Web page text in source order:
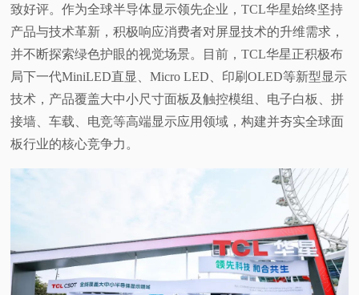
致好评。作为全球半导体显示领先企业，TCL华星始终坚持
产品与技术革新，积极响应消费者对屏显技术的升维需求，
并不断探索绿色护眼的视觉场景。目前，TCL华星正积极布
局下一代MiniLED直显、Micro LED、印刷OLED等新型显示
技术，产品覆盖大中小尺寸面板及触控模组、电子白板、拼
接墙、车载、电竞等高端显示应用领域，构建并夯实全球面
板行业的核心竞争力。